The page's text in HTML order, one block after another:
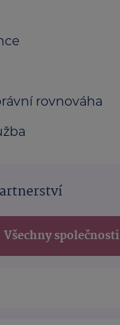
rovnováha
Všechny společnosti